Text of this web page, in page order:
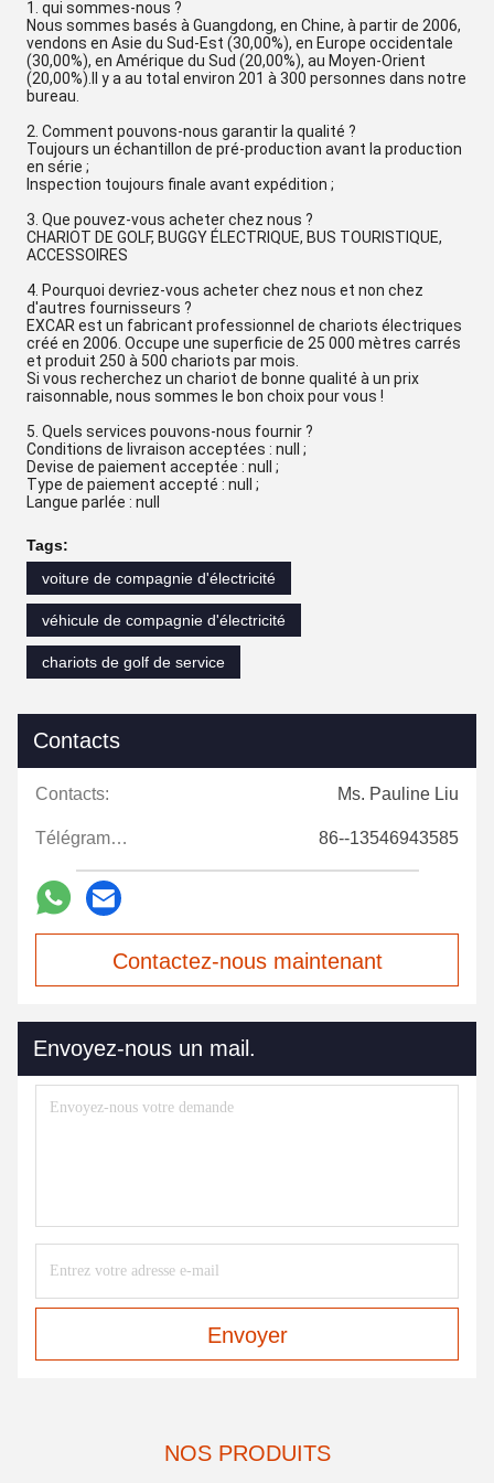
1. qui sommes-nous ?
Nous sommes basés à Guangdong, en Chine, à partir de 2006,
vendons en Asie du Sud-Est (30,00%), en Europe occidentale
(30,00%), en Amérique du Sud (20,00%), au Moyen-Orient
(20,00%).Il y a au total environ 201 à 300 personnes dans notre
bureau.
2. Comment pouvons-nous garantir la qualité ?
Toujours un échantillon de pré-production avant la production
en série ;
Inspection toujours finale avant expédition ;
3. Que pouvez-vous acheter chez nous ?
CHARIOT DE GOLF, BUGGY ÉLECTRIQUE, BUS TOURISTIQUE,
ACCESSOIRES
4. Pourquoi devriez-vous acheter chez nous et non chez
d'autres fournisseurs ?
EXCAR est un fabricant professionnel de chariots électriques
créé en 2006. Occupe une superficie de 25 000 mètres carrés
et produit 250 à 500 chariots par mois.
Si vous recherchez un chariot de bonne qualité à un prix
raisonnable, nous sommes le bon choix pour vous !
5. Quels services pouvons-nous fournir ?
Conditions de livraison acceptées : null ;
Devise de paiement acceptée : null ;
Type de paiement accepté : null ;
Langue parlée : null
Tags:
voiture de compagnie d'électricité
véhicule de compagnie d'électricité
chariots de golf de service
Contacts
Contacts: Ms. Pauline Liu
Télégramme: 86--13546943585
Contactez-nous maintenant
Envoyez-nous un mail.
Envoyer
NOS PRODUITS